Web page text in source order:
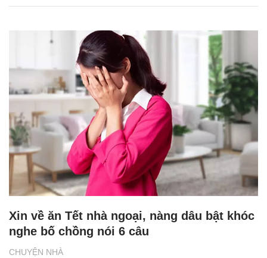
CHUYỆN NHÀ
Xin về ăn Tết nhà ngoại, nàng dâu bật khóc
nghe bố chồng nói 6 câu